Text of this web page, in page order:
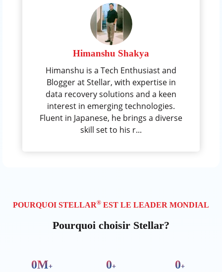
Himanshu Shakya
Himanshu is a Tech Enthusiast and
Blogger at Stellar, with expertise in
data recovery solutions and a keen
interest in emerging technologies.
Fluent in Japanese, he brings a diverse
skill set to his r...
POURQUOI STELLAR® EST LE LEADER MONDIAL
Pourquoi choisir Stellar?
0M+ 0+ 0+